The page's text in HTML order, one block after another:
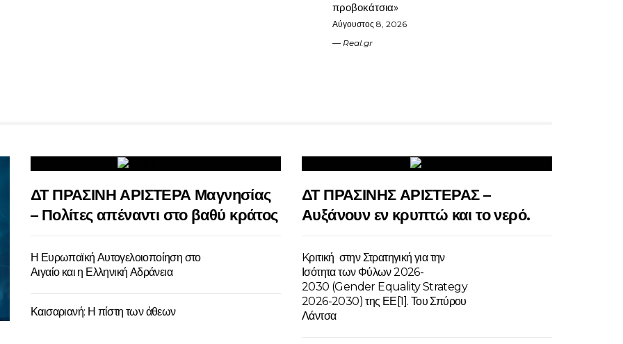
προβοκάτσια»
Αύγουστος 8, 2026
Real.gr
ΔΤ ΠΡΑΣΙΝΗ ΑΡΙΣΤΕΡΑ Μαγνησίας
– Πολίτες απέναντι στο βαθύ κράτος
Η Ευρωπαϊκή Αυτογελοιοποίηση στο
Αιγαίο και η Ελληνική Αδράνεια
Καισαριανή: Η πίστη των άθεων
ΔΤ ΠΡΑΣΙΝΗΣ ΑΡΙΣΤΕΡΑΣ –
Αυξάνουν εν κρυπτώ και το νερό.
Kριτική στην Στρατηγική για την
Ισότητα των Φύλων 2026-
2030 (Gender Equality Strategy
2026-2030) της ΕΕ[1]. Του Σπύρου
Λάντσα